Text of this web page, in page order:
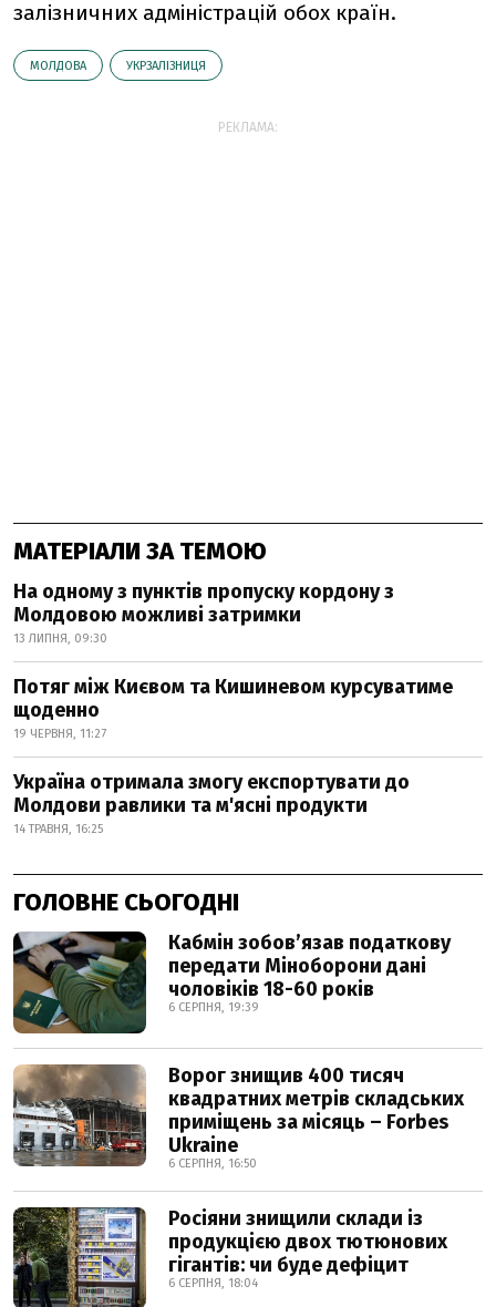
залізничних адміністрацій обох країн.
МОЛДОВА УКРЗАЛІЗНИЦЯ
РЕКЛАМА:
МАТЕРІАЛИ ЗА ТЕМОЮ
На одному з пунктів пропуску кордону з
Молдовою можливі затримки
13 ЛИПНЯ, 09:30
Потяг між Києвом та Кишиневом курсуватиме
щоденно
19 ЧЕРВНЯ, 11:27
Україна отримала змогу експортувати до
Молдови равлики та м'ясні продукти
14 ТРАВНЯ, 16:25
ГОЛОВНЕ СЬОГОДНІ
Кабмін зобовʼязав податкову
передати Міноборони дані
чоловіків 18-60 років
6 СЕРПНЯ, 19:39
Ворог знищив 400 тисяч
квадратних метрів складських
приміщень за місяць – Forbes
Ukraine
6 СЕРПНЯ, 16:50
Росіяни знищили склади із
продукцією двох тютюнових
гігантів: чи буде дефіцит
6 СЕРПНЯ, 18:04